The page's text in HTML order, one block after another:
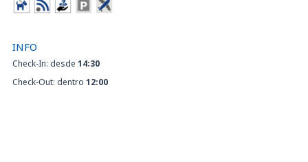
INFO
Check-In: desde 14:30
Check-Out: dentro 12:00